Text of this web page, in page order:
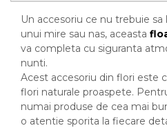
Un accesoriu ce nu trebuie sa
unui mire sau nas, aceasta
va completa cu siguranta
nunti.
Acest accesoriu din flori este
flori naturale proaspete.
numai produse de cea mai
o atentie sporita la fiecare